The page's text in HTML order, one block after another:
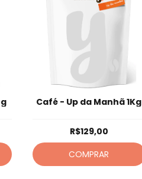
Café - Up da Manhã 1Kg
R$129,00
COMPRAR